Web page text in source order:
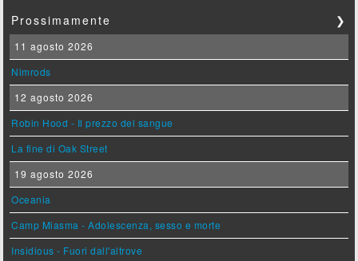
Prossimamente ❯
11 agosto 2026
Nimrods
12 agosto 2026
Robin Hood - Il prezzo del sangue
La fine di Oak Street
19 agosto 2026
Oceania
Camp Miasma - Adolescenza, sesso e morte
Insidious - Fuori dall'altrove